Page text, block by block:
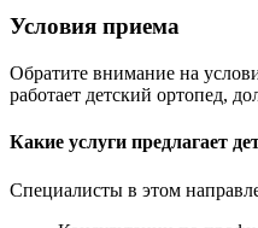
Условия приема
Обратите внимание на
работает детский ортопед,
Какие услуги предлагает
Специалисты в этом